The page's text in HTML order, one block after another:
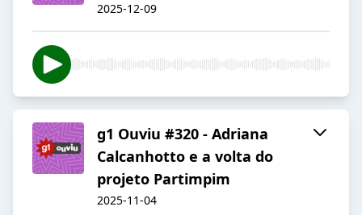
2025-12-09
g1 Ouviu #320 - Adriana
Calcanhotto e a volta do
projeto Partimpim
2025-11-04